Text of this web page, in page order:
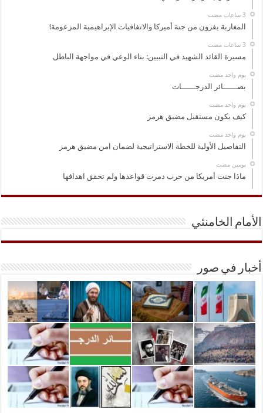
المغاربة يفرون من جنة أميركا والاتفاقيات الإبراهيمية المزعومة!
مسيرة القائد الشهيد في التبيين: بناء الوعي في مواجهة الباطل
‏يوم واحد مضت
بصــــــائر الدرجــــــات
‏يوم واحد مضت
كيف يكون مستقبل مضيق هرمز
‏يوم واحد مضت
التفاصيل الأولية للخطة الاستراتيجية لضمان امن مضيق هرمز
‏يومين مضت
ماذا جنت أمريكا من حرب دمرت قواعدها ولم تحقق اهدافها
الأمام الخامنئي
أخبار في صور